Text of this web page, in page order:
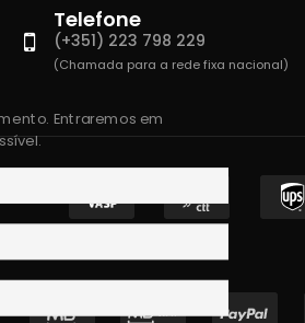
Telefone
(+351) 223 798 229
(Chamada para a rede fixa nacional)
Entraremos em